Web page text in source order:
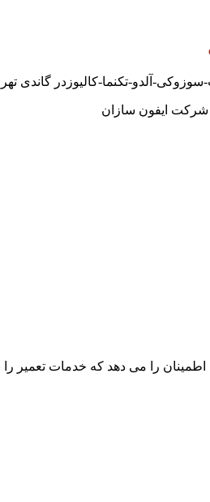
آلدو-تکنما-کالیوزدر گاندی
شرکت ایفون سازان
را می دهد که خدمات تعمیر را